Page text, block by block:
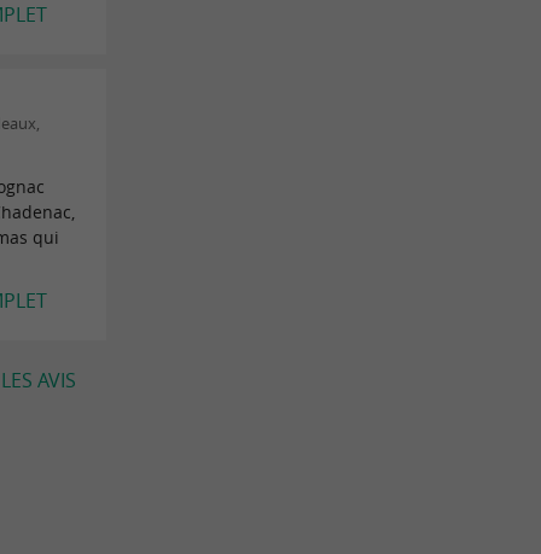
qui
AVIS